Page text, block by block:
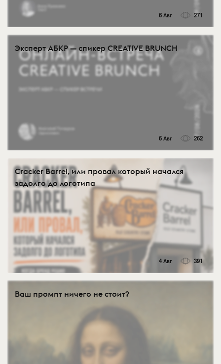
6 Авг 271
Эксперт АБКР — спикер CREATIVE BRUNCH
6 Авг 262
Cracker Barrel, или провал который начался
задолго до логотипа
4 Авг 391
Ваш промпт ничего не стоит?